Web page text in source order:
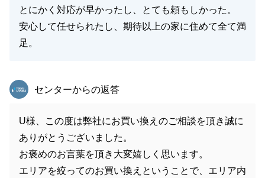
とにかく対応が早かったし、とても頼もしかった。
安心して任せられたし、期待以上の家に住めて全て満
足。
東急リバブル
センターからの返答
U様、この度は弊社にお買い換えのご相談を頂き誠に
ありがとうございました。
お褒めのお言葉を頂き大変嬉しく思います。
エリアを絞ってのお買い換えということで、エリア内